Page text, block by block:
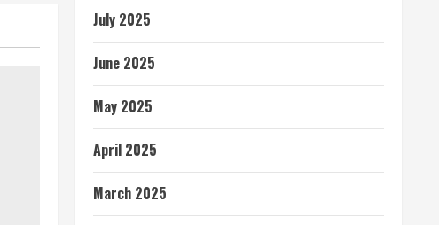
July 2025
June 2025
May 2025
April 2025
March 2025